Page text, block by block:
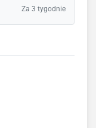
Za 3 tygodnie